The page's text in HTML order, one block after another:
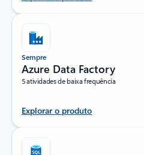
Sempre
Azure Data Factory
5 atividades de baixa frequência
Explorar o produto